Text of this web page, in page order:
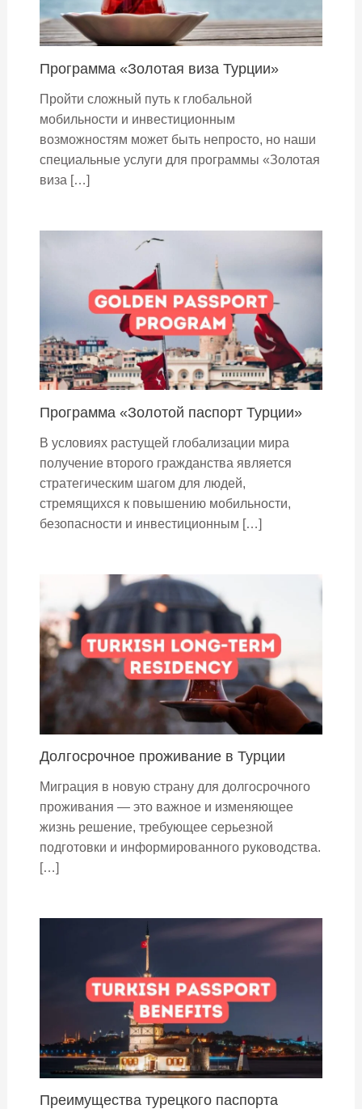
Программа «Золотая виза Турции»
Пройти сложный путь к глобальной
мобильности и инвестиционным
возможностям может быть непросто, но наши
специальные услуги для программы «Золотая
виза […]
Программа «Золотой паспорт Турции»
В условиях растущей глобализации мира
получение второго гражданства является
стратегическим шагом для людей,
стремящихся к повышению мобильности,
безопасности и инвестиционным […]
Долгосрочное проживание в Турции
Миграция в новую страну для долгосрочного
проживания — это важное и изменяющее
жизнь решение, требующее серьезной
подготовки и информированного руководства.
[…]
Преимущества турецкого паспорта